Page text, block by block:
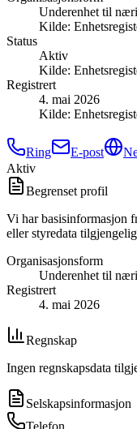
Underenhet til
Kilde:
Status
Aktiv
Kilde:
Registrert
4. mai 2026
Kilde:
Ring E-post
Aktiv
Begrenset profil
Vi har basisinformasjon
eller styredata
Organisasjonsform
Underenhet til
Registrert
4. mai 2026
Regnskap
Ingen regnskapsdata
Selskapsinformasjon
Telefon